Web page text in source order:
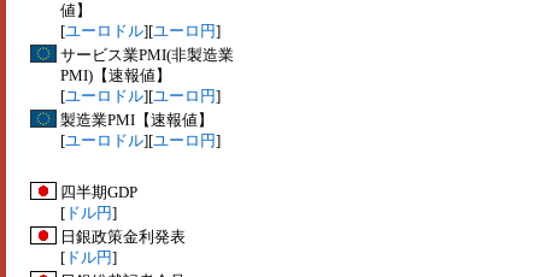
値】
[ユーロドル][ユーロ円]
サービス業PMI(非製造業
PMI)【速報値】
[ユーロドル][ユーロ円]
製造業PMI【速報値】
[ユーロドル][ユーロ円]
四半期GDP
[ ドル円]
日銀政策金利発表
[ ドル円]